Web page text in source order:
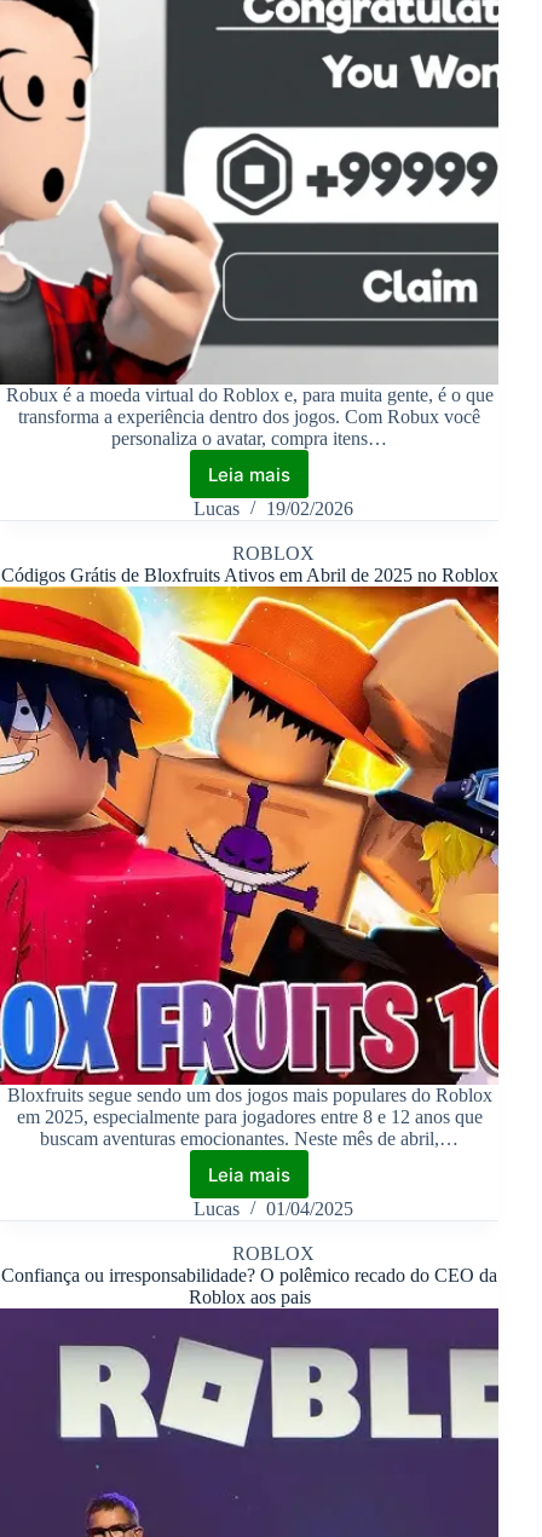
Robux é a moeda virtual do Roblox e, para muita gente, é o que
transforma a experiência dentro dos jogos. Com Robux você
personaliza o avatar, compra itens…
Leia mais
Lucas 19/02/2026
ROBLOX
Códigos Grátis de Bloxfruits Ativos em Abril de 2025 no Roblox
Bloxfruits segue sendo um dos jogos mais populares do Roblox
em 2025, especialmente para jogadores entre 8 e 12 anos que
buscam aventuras emocionantes. Neste mês de abril,…
Leia mais
Lucas 01/04/2025
ROBLOX
Confiança ou irresponsabilidade? O polêmico recado do CEO da
Roblox aos pais